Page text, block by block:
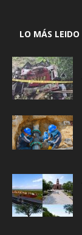
LO MÁS LEIDO